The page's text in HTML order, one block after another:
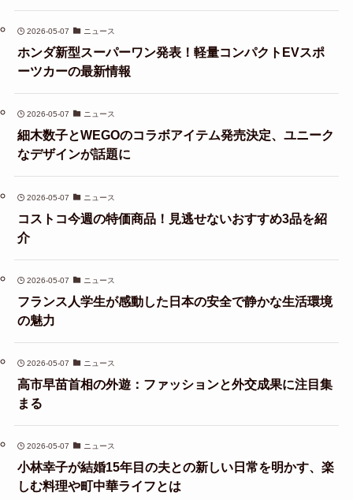
2026-05-07 ニュース
ホンダ新型スーパーワン発表！軽量コンパクトEVスポ
ーツカーの最新情報
2026-05-07 ニュース
細木数子とWEGOのコラボアイテム発売決定、ユニーク
なデザインが話題に
2026-05-07 ニュース
コストコ今週の特価商品！見逃せないおすすめ3品を紹
介
2026-05-07 ニュース
フランス人学生が感動した日本の安全で静かな生活環境
の魅力
2026-05-07 ニュース
高市早苗首相の外遊：ファッションと外交成果に注目集
まる
2026-05-07 ニュース
小林幸子が結婚15年目の夫との新しい日常を明かす、楽
しむ料理や町中華ライフとは